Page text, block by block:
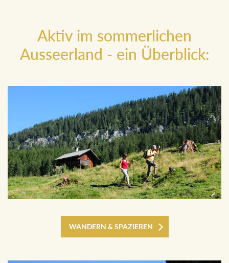
Aktiv im sommerlichen
Ausseerland - ein Überblick:
WANDERN & SPAZIEREN